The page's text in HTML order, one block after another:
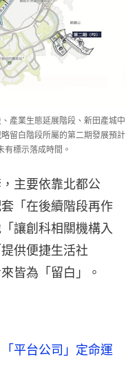
產業生態延展階段、新田產城中
留白階段所屬的第二期發展預計
標示落成時間。
主要依靠北都公
「在後續階段再作
讓創科相關機構入
供便捷生活社
皆為「留白」。
平台公司」定命運